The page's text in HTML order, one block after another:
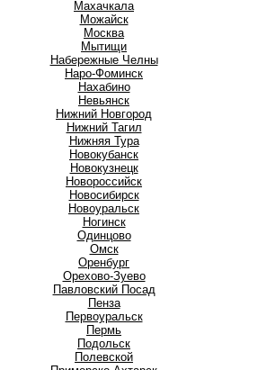
Махачкала
Можайск
Москва
Мытищи
Набережные Челны
Наро-Фоминск
Нахабино
Невьянск
Нижний Новгород
Нижний Тагил
Нижняя Тура
Новокубанск
Новокузнецк
Новороссийск
Новосибирск
Новоуральск
Ногинск
Одинцово
Омск
Оренбург
Орехово-Зуево
Павловский Посад
Пенза
Первоуральск
Пермь
Подольск
Полевской